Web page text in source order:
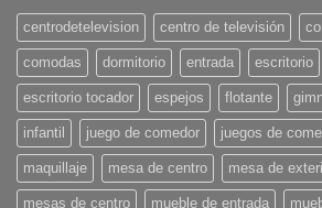
para
el
Verano
2025:
¡Pon
tu
casa
en
onda!
centrodetelevision centro de televisión
comodas dormitorio entrada escritorio
escritorio tocador espejos flotante
infantil juego de comedor juegos de
maquillaje mesa de centro mesa de
mesas de centro mueble de entrada